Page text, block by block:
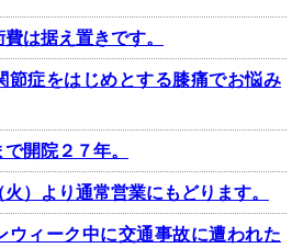
は据え置きです。
節症をはじめとする膝痛でお悩み
開院２７年。
火）より通常営業にもどります。
ウィーク中に交通事故に遭われた